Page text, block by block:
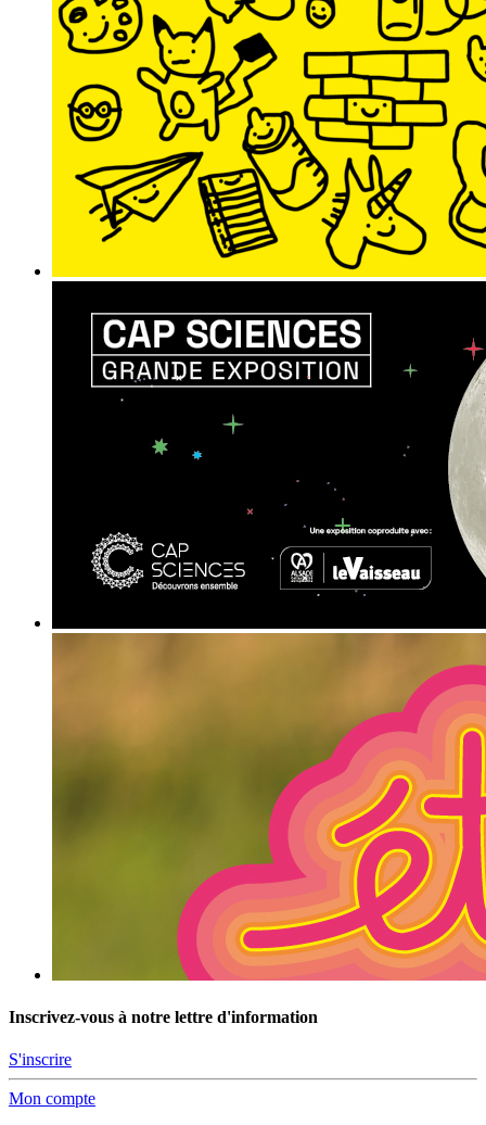
Inscrivez-vous à notre lettre d'information
S'inscrire
Mon compte